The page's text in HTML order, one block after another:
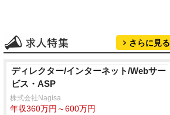
さらに見る
ディレクター/インターネット/Webサー
ビス・ASP
株式会社Nagisa
年収360万円～600万円